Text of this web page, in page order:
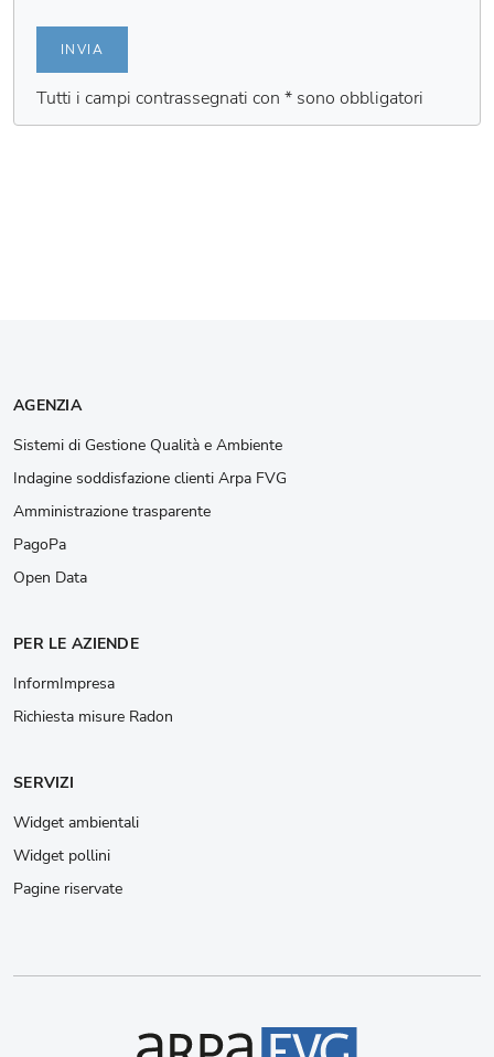
INVIA
Tutti i campi contrassegnati con * sono obbligatori
AGENZIA
Sistemi di Gestione Qualità e Ambiente
Indagine soddisfazione clienti Arpa FVG
Amministrazione trasparente
PagoPa
Open Data
PER LE AZIENDE
InformImpresa
Richiesta misure Radon
SERVIZI
Widget ambientali
Widget pollini
Pagine riservate